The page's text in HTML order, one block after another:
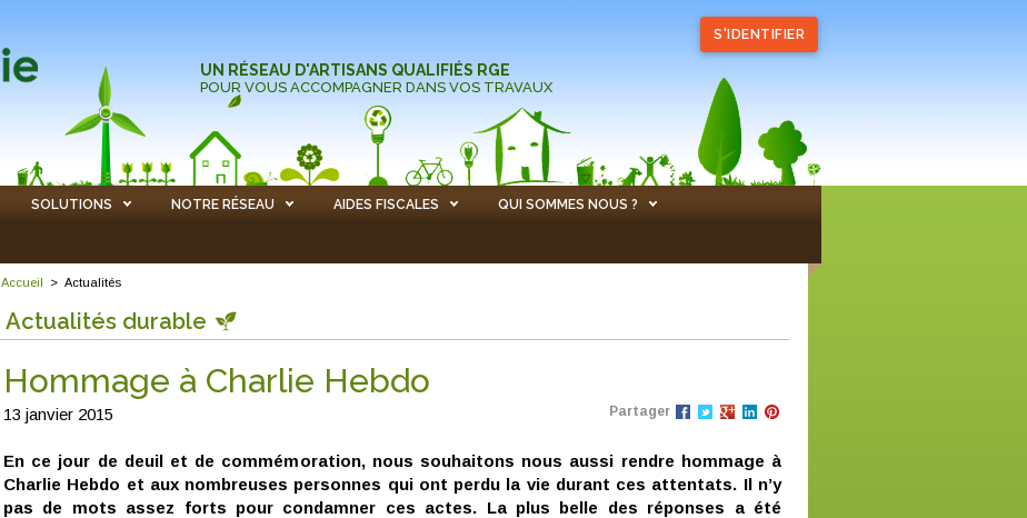
S'IDENTIFIER
UN RÉSEAU D'ARTISANS QUALIFIÉS RGE
POUR VOUS ACCOMPAGNER DANS VOS TRAVAUX
SOLUTIONS NOTRE RÉSEAU AIDES FISCALES QUI SOMMES NOUS ?
Accueil > Actualités
Actualités durable
Hommage à Charlie Hebdo
13 janvier 2015 Partager
En ce jour de deuil et de commémoration, nous souhaitons nous aussi rendre hommage à
Charlie Hebdo et aux nombreuses personnes qui ont perdu la vie durant ces attentats. Il n’y
pas de mots assez forts pour condamner ces actes. La plus belle des réponses a été